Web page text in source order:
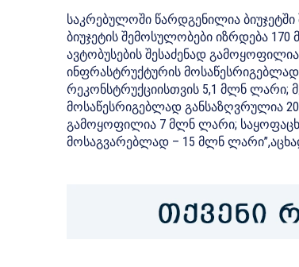
საკრებულოში წარდგენილია
ბიუჯეტის შემოსულობები იზრდება
ავტობუსების შესაძენად
ინფრასტრუქტურის
რეკონსტრუქციისთვის 5,1 მლნ ლარი;
მოსაწესრიგებლად განსაზღვრულია
გამოყოფილია 7 მლნ ლარი;
მოსაგვარებლად – 15 მლნ